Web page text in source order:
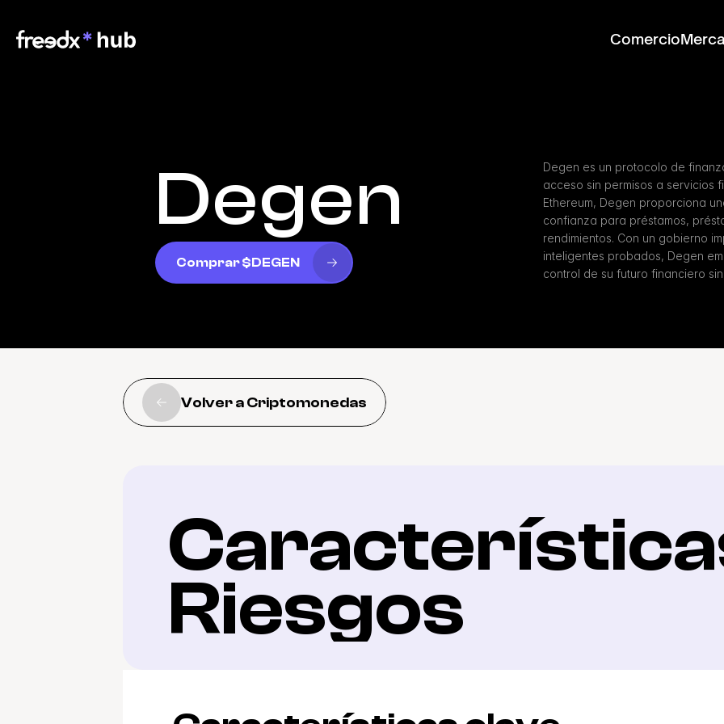
Comercio
Degen
Comprar $DEGEN
Degen es un protocolo de
acceso sin permisos a servicios
Ethereum, Degen proporciona
confianza para préstamos,
rendimientos. Con un gobierno
inteligentes probados, Degen
control de su futuro financiero
Volver a Criptomonedas
Riesgos